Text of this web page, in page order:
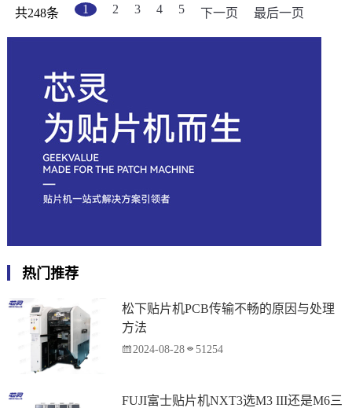
共248条 1 2 3 4 5 下一页 最后一页
热门推荐
松下贴片机PCB传输不畅的原因与处理
方法
2024-08-28 51254
FUJI富士贴片机NXT3选M3 III还是M6三